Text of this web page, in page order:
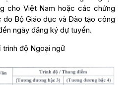
cho Việt Nam hoặc các chứng
do Bộ Giáo dục và Đào tạo công
ngày đăng ký dự tuyển.
trình độ Ngoại ngữ